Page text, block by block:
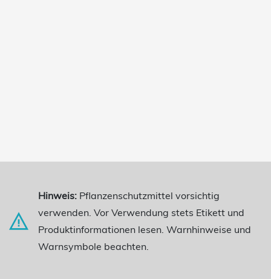
Hinweis: Pflanzenschutzmittel vorsichtig
verwenden. Vor Verwendung stets Etikett und
Produktinformationen lesen. Warnhinweise und
Warnsymbole beachten.